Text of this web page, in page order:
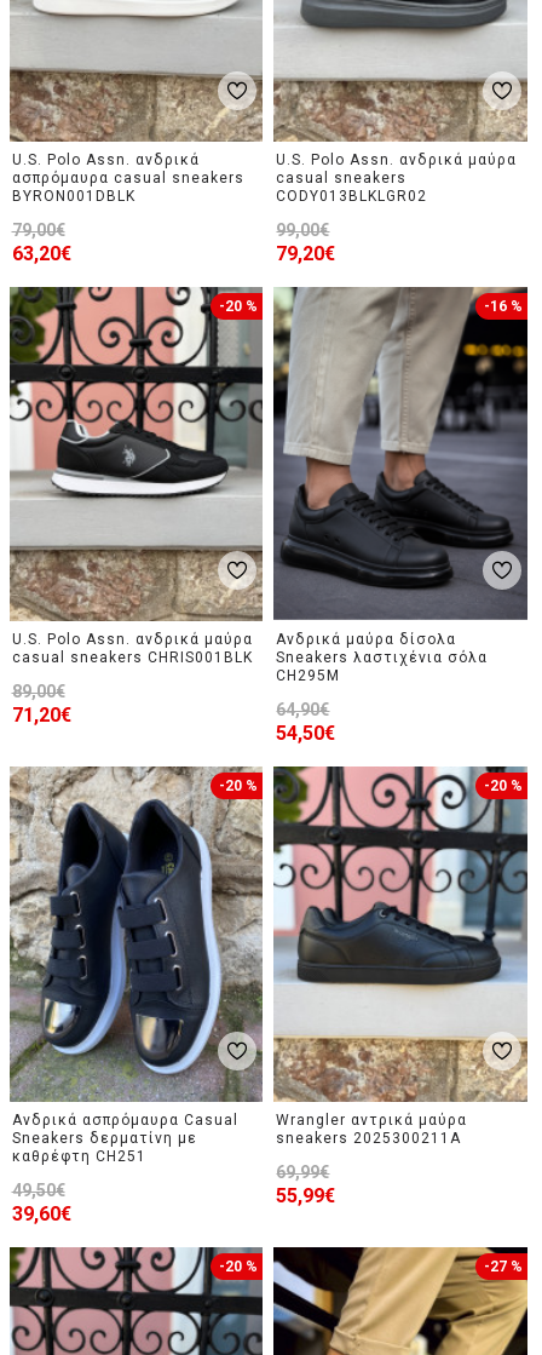
U.S. Polo Assn. ανδρικά
ασπρόμαυρα casual sneakers
BYRON001DBLK
63,20€
79,00€
U.S. Polo Assn. ανδρικά μαύρα
casual sneakers
CODY013BLKLGR02
79,20€
99,00€
-20 %
U.S. Polo Assn. ανδρικά μαύρα
casual sneakers CHRIS001BLK
71,20€
89,00€
-16 %
Ανδρικά μαύρα δίσολα
Sneakers λαστιχένια σόλα
CH295M
54,50€
64,90€
-20 %
Ανδρικά ασπρόμαυρα Casual
Sneakers δερματίνη με
καθρέφτη CH251
39,60€
49,50€
-20 %
Wrangler αντρικά μαύρα
sneakers 2025300211A
55,99€
69,99€
-20 % -27 %